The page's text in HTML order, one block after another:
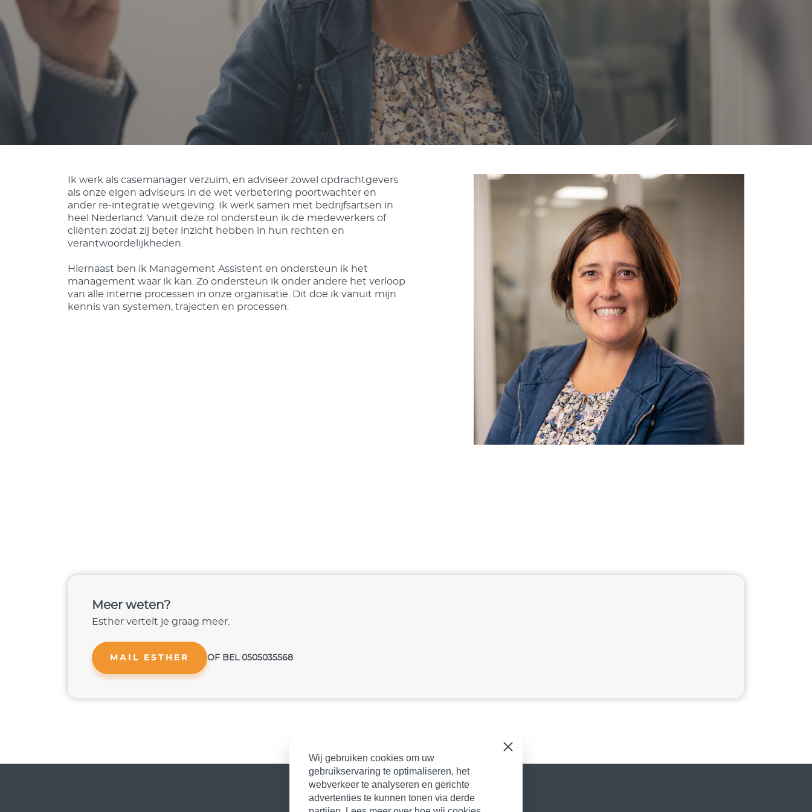
Ik werk als casemanager verzuim, en adviseer zowel opdrachtgevers
als onze eigen adviseurs in de wet verbetering poortwachter en
ander re-integratie wetgeving. Ik werk samen met bedrijfsartsen in
heel Nederland. Vanuit deze rol ondersteun ik de medewerkers of
cliënten zodat zij beter inzicht hebben in hun rechten en
verantwoordelijkheden.
Hiernaast ben ik Management Assistent en ondersteun ik het
management waar ik kan. Zo ondersteun ik onder andere het verloop
van alle interne processen in onze organisatie. Dit doe ik vanuit mijn
kennis van systemen, trajecten en processen.
Meer weten?
Esther vertelt je graag meer.
MAIL ESTHER OF BEL 0505035568
Wij gebruiken cookies om uw
gebruikservaring te optimaliseren, het
webverkeer te analyseren en gerichte
advertenties te kunnen tonen via derde
Sluiten